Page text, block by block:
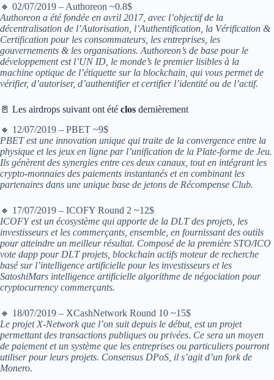
🔸 02/07/2019 – Authoreon ~0.8$
Authoreon a été fondée en avril 2017, avec l’objectif de la
décentralisation de l’Autorisation, l’Authentification, la Vérification &
Certification pour les consommateurs, les entreprises, les
gouvernements & les organisations. Authoreon’s de base pour le
développement est l’UN ID, le monde’s le premier lisibles à la
machine optique de l’étiquette sur la blockchain, qui vous permet de
vérifier, d’autoriser, d’authentifier et certifier l’identité ou de l’actif.
🚪 Les airdrops suivant ont été clos dernièrement
🔸 12/07/2019 – PBET ~9$
PBET est une innovation unique qui traite de la convergence entre la
physique et les jeux en ligne par l’unification de la Plate-forme de Jeu.
Ils génèrent des synergies entre ces deux canaux, tout en intégrant les
crypto-monnaies des paiements instantanés et en combinant les
partenaires dans une unique base de jetons de Récompense Club.
🔸 17/07/2019 – ICOFY Round 2 ~12$
ICOFY est un écosystème qui apporte de la DLT des projets, les
investisseurs et les commerçants, ensemble, en fournissant des outils
pour atteindre un meilleur résultat. Composé de la première STO/ICO
vote dapp pour DLT projets, blockchain actifs moteur de recherche
basé sur l’intelligence artificielle pour les investisseurs et les
SatoshiMars intelligence artificielle algorithme de négociation pour
cryptocurrency commerçants.
🔸 18/07/2019 – XCashNetwork Round 10 ~15$
Le projet X-Network que l’on suit depuis le début, est un projet
permettant des transactions publiques ou privées. Ce sera un moyen
de paiement et un système que les entreprises ou particuliers pourront
utiliser pour leurs projets. Consensus DPoS, il s’agit d’un fork de
Monero.